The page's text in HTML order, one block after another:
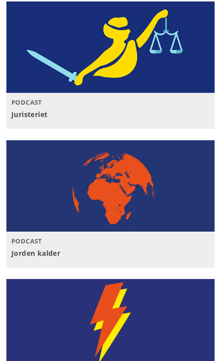
PODCAST
Juristeriet
PODCAST
Jorden kalder